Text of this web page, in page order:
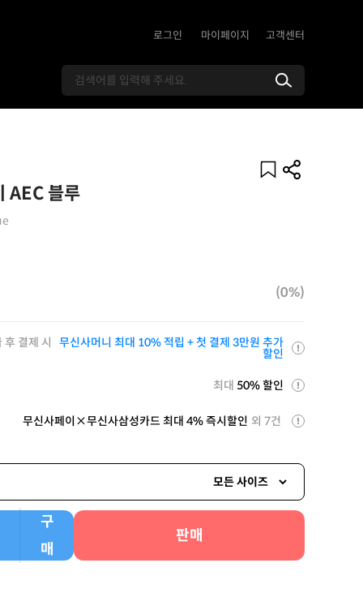
로그인 마이페이지 고객센터
AEC 블루
(0%)
후 결제 시 무신사머니 최대 10% 적립 + 첫 결제 3만원 추가
할인
최대 50% 할인
무신사페이×무신사삼성카드 최대 4% 즉시할인 외 7건
모든 사이즈
구
매
판매